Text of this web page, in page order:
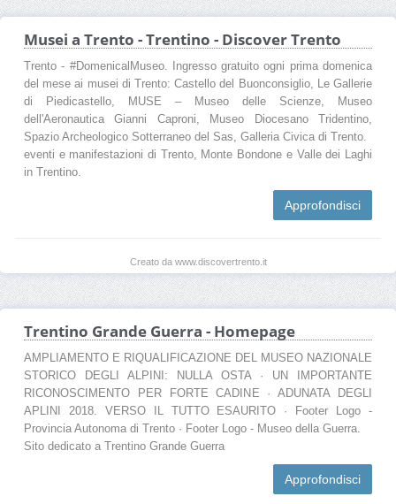
Musei a Trento - Trentino - Discover Trento
Trento - #DomenicalMuseo. Ingresso gratuito ogni prima domenica
del mese ai musei di Trento: Castello del Buonconsiglio, Le Gallerie
di Piedicastello, MUSE – Museo delle Scienze, Museo
dell'Aeronautica Gianni Caproni, Museo Diocesano Tridentino,
Spazio Archeologico Sotterraneo del Sas, Galleria Civica di Trento.
eventi e manifestazioni di Trento, Monte Bondone e Valle dei Laghi
in Trentino.
Approfondisci
Creato da www.discovertrento.it
Trentino Grande Guerra - Homepage
AMPLIAMENTO E RIQUALIFICAZIONE DEL MUSEO NAZIONALE
STORICO DEGLI ALPINI: NULLA OSTA · UN IMPORTANTE
RICONOSCIMENTO PER FORTE CADINE · ADUNATA DEGLI
APLINI 2018. VERSO IL TUTTO ESAURITO · Footer Logo -
Provincia Autonoma di Trento · Footer Logo - Museo della Guerra.
Sito dedicato a Trentino Grande Guerra
Approfondisci